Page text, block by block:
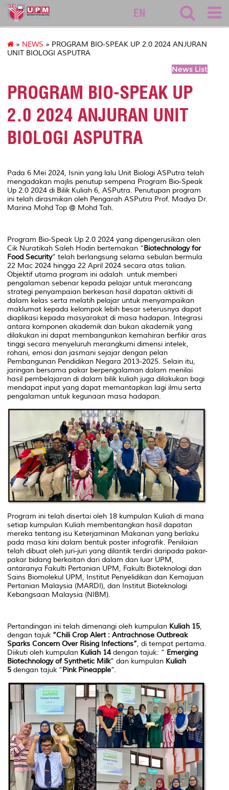
asasi
EN
» NEWS » PROGRAM BIO-SPEAK UP 2.0 2024 ANJURAN
UNIT BIOLOGI ASPUTRA
News List
PROGRAM BIO-SPEAK UP
2.0 2024 ANJURAN UNIT
BIOLOGI ASPUTRA
Pada 6 Mei 2024, Isnin yang lalu Unit Biologi ASPutra telah
mengadakan majlis penutup sempena Program Bio-Speak
Up 2.0 2024 di Bilik Kuliah 6, ASPutra. Penutupan program
ini telah dirasmikan oleh Pengarah ASPutra Prof. Madya Dr.
Marina Mohd Top @ Mohd Tah.
Program Bio-Speak Up 2.0 2024 yang dipengerusikan olen
Cik Nuratikah Saleh Hodin bertemakan “Biotechnology for
Food Security” telah berlangsung selama sebulan bermula
22 Mac 2024 hingga 22 April 2024 secara atas talian.
Objektif utama program ini adalah untuk memberi
pengalaman sebenar kepada pelajar untuk merancang
strategi penyampaian berkesan hasil dapatan aktiviti di
dalam kelas serta melatih pelajar untuk menyampaikan
maklumat kepada kelompok lebih besar seterusnya dapat
diaplikasi kepada masyarakat di masa hadapan. Integrasi
antara komponen akademik dan bukan akademik yang
dilakukan ini dapat membangunkan kemahiran berfikir aras
tinggi secara menyeluruh merangkumi dimensi intelek,
rohani, emosi dan jasmani sejajar dengan pelan
Pembangunan Pendidikan Negara 2013-2025. Selain itu,
jaringan bersama pakar berpengalaman dalam menilai
hasil pembelajaran di dalam bilik kuliah juga dilakukan bagi
mendapat input yang dapat memantapkan lagi ilmu serta
pengalaman untuk kegunaan masa hadapan.
Program ini telah disertai oleh 18 kumpulan Kuliah di mana
setiap kumpulan Kuliah membentangkan hasil dapatan
mereka tentang isu Keterjaminan Makanan yang berlaku
pada masa kini dalam bentuk poster infografik. Penilaian
telah dibuat oleh juri-juri yang dilantik terdiri daripada pakar-
pakar bidang berkaitan dari dalam dan luar UPM,
antaranya Fakulti Pertanian UPM, Fakulti Bioteknologi dan
Sains Biomolekul UPM, Institut Penyelidikan dan Kemajuan
Pertanian Malaysia (MARDI), dan Institut Bioteknologi
Kebangsaan Malaysia (NIBM).
Pertandingan ini telah dimenangi oleh kumpulan Kuliah 15,
dengan tajuk “Chili Crop Alert : Antrachnose Outbreak
Sparks Concern Over Rising Infections”, di tempat pertama.
Diikuti oleh kumpulan Kuliah 14dengan tajuk: “ Emerging
Biotechnology of Synthetic Milk” dan kumpulan Kuliah
5 dengan tajuk “Pink Pineapple”.